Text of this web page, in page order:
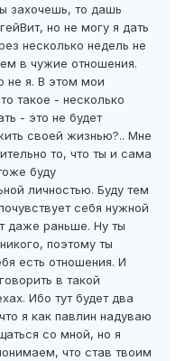
захочешь, то дашь
Вит, но не могу я дать
несколько недель не
в чужие отношения.
не я. В этом мои
такое - несколько
- это не будет
своей жизнью?.. Мне
то, что ты и сама
буду
личностью. Буду тем
себя нужной
даже раньше. Ну ты
поэтому ты
есть отношения. И
в такой
Ибо тут будет два
я как павлин надуваю
со мной, но я
что став твоим